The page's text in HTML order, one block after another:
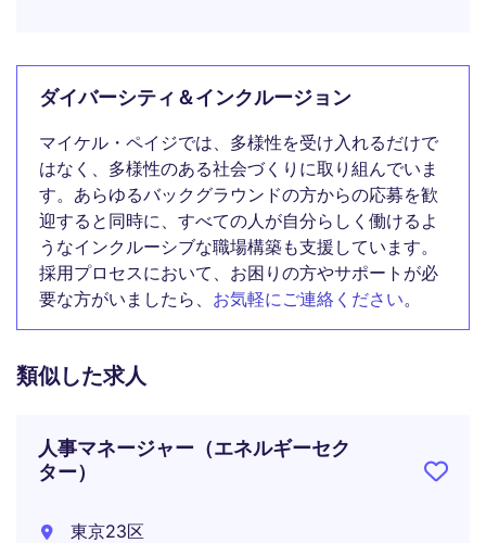
ダイバーシティ＆インクルージョン
マイケル・ペイジでは、多様性を受け入れるだけで
はなく、多様性のある社会づくりに取り組んでいま
す。あらゆるバックグラウンドの方からの応募を歓
迎すると同時に、すべての人が自分らしく働けるよ
うなインクルーシブな職場構築も支援しています。
採用プロセスにおいて、お困りの方やサポートが必
要な方がいましたら、 お気軽にご連絡ください。
類似した求人
人事マネージャー（エネルギーセク
ター）
東京23区